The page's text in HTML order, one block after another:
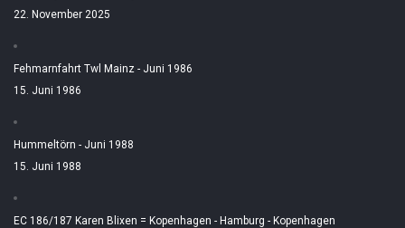
22. November 2025
Fehmarnfahrt Twl Mainz - Juni 1986
15. Juni 1986
Hummeltörn - Juni 1988
15. Juni 1988
EC 186/187 Karen Blixen = Kopenhagen - Hamburg - Kopenhagen